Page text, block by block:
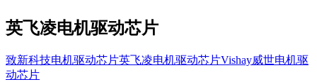
英飞凌电机驱动芯片
致新科技电机驱动芯片英飞凌电机驱动芯片Vishay威世电机驱
动芯片